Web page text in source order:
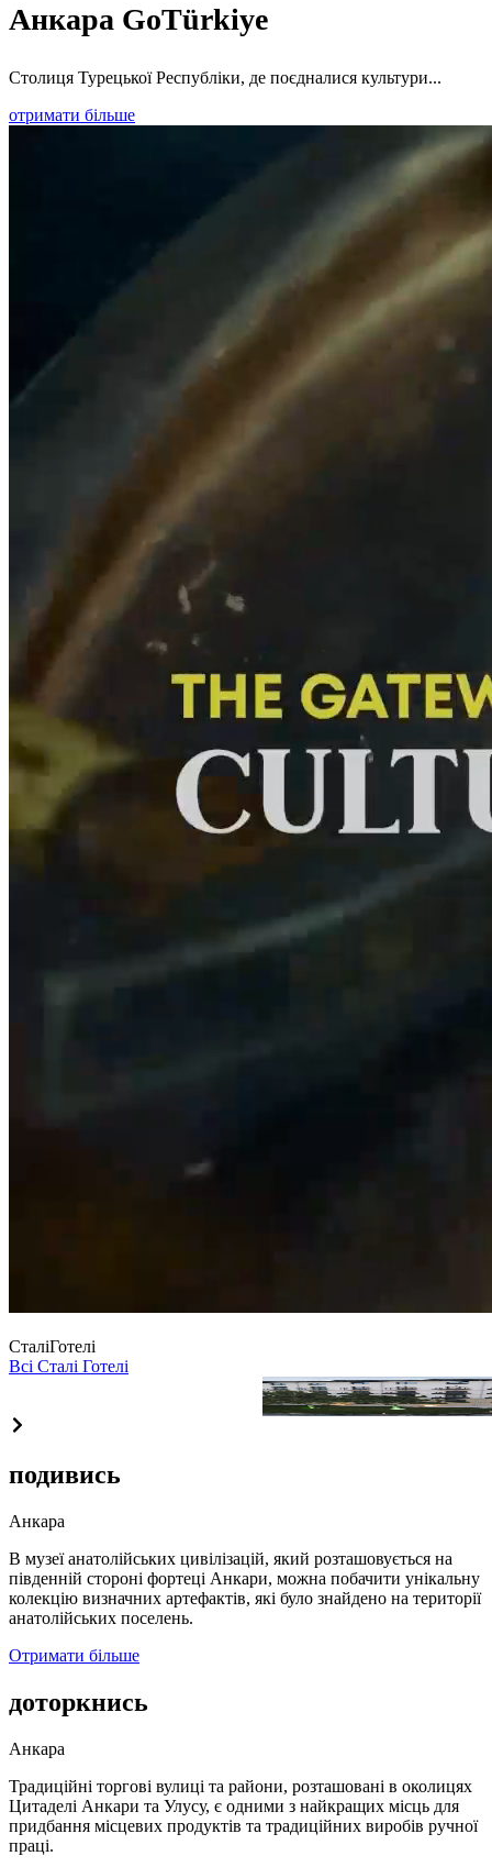
Анкара GoTürkiye
Столиця Турецької Республіки, де поєдналися культури...
отримати більше
СталіГотелі
Всі Сталі Готелі
Ahmet Ayık Spor Köyü
подивись
Анкара
В музеї анатолійських цивілізацій, який розташовується на
південній стороні фортеці Анкари, можна побачити унікальну
колекцію визначних артефактів, які було знайдено на території
анатолійських поселень.
Отримати більше
доторкнись
Анкара
Традиційні торгові вулиці та райони, розташовані в околицях
Цитаделі Анкари та Улусу, є одними з найкращих місць для
придбання місцевих продуктів та традиційних виробів ручної
праці.